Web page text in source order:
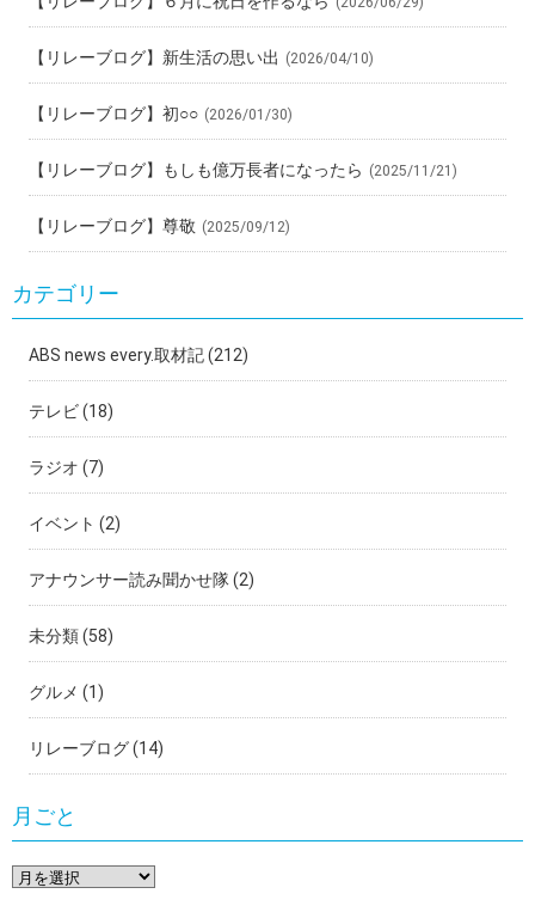
【リレーブログ】新生活の思い出 (2026/04/10)
【リレーブログ】初○○ (2026/01/30)
【リレーブログ】もしも億万長者になったら (2025/11/21)
【リレーブログ】尊敬 (2025/09/12)
カテゴリー
ABS news every.取材記(212)
テレビ(18)
ラジオ (7)
イベント (2)
アナウンサー読み聞かせ隊(2)
未分類(58)
グルメ (1)
リレーブログ(14)
月ごと